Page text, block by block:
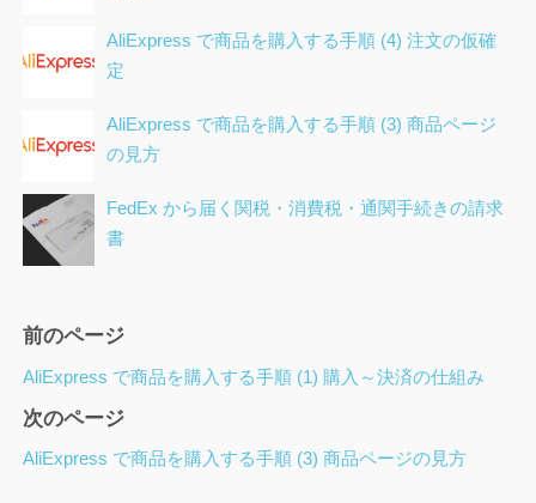
AliExpress で商品を購入する手順 (4) 注文の仮確
定
AliExpress で商品を購入する手順 (3) 商品ページ
の見方
FedEx から届く関税・消費税・通関手続きの請求
書
ペ
ー
ナ
ビ
前のページ
AliExpress で商品を購入する手順 (1) 購入～決済の仕組み
次のページ
AliExpress で商品を購入する手順 (3) 商品ページの見方